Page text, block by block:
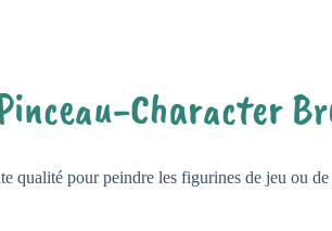
Character
qualité pour peindre les figurines de jeu ou